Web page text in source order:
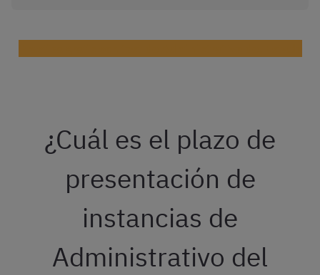
¿Cuál es el plazo de
presentación de
instancias de
Administrativo del